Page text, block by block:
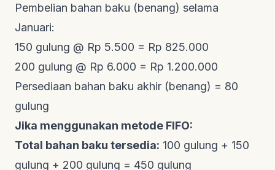
Pembelian bahan baku (benang) selama
Januari:
150 gulung @ Rp 5.500 = Rp 825.000
200 gulung @ Rp 6.000 = Rp 1.200.000
Persediaan bahan baku akhir (benang) = 80
gulung
Jika menggunakan metode FIFO:
Total bahan baku tersedia: 100 gulung + 150
gulung + 200 gulung = 450 gulung